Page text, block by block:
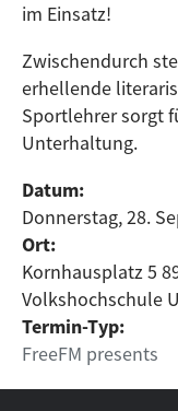
im Einsatz!
Zwischendurch
erhellende
Sportlehrer sorgt
Unterhaltung.
Datum:
Donnerstag, 28.
Ort:
Kornhausplatz 5
Volkshochschule
Termin-Typ:
FreeFM presents